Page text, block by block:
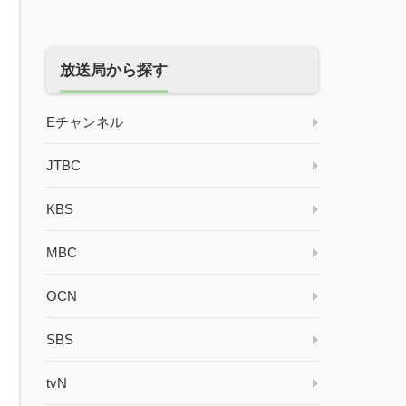
放送局から探す
Eチャンネル
JTBC
KBS
MBC
OCN
SBS
tvN